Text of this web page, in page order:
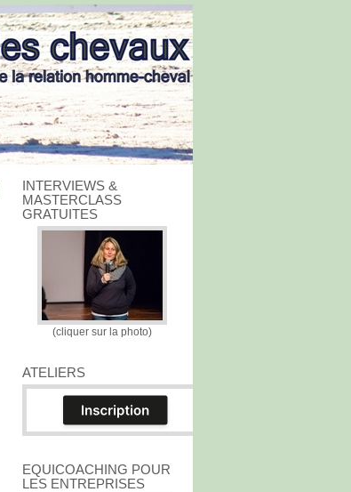
INTERVIEWS &
MASTERCLASS
GRATUITES
(cliquer sur la photo)
ATELIERS
EQUICOACHING POUR
LES ENTREPRISES